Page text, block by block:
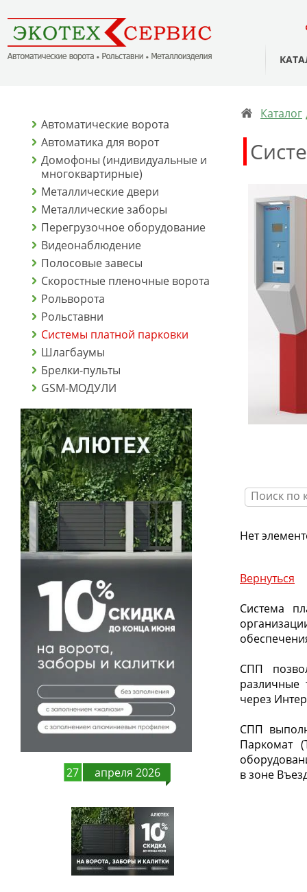
Автоматические ворота
Автоматика для ворот
Домофоны (индивидуальные и
многоквартирные)
Металлические двери
Металлические заборы
Перегрузочное оборудование
Видеонаблюдение
Полосовые завесы
Скоростные пленочные ворота
Рольворота
Рольставни
Системы платной парковки
Шлагбаумы
Брелки-пульты
GSM-МОДУЛИ
27 апреля 2026
Каталог
Нет
Вернуться
Система
СПП
различные
через
СПП
Паркомат
в зоне